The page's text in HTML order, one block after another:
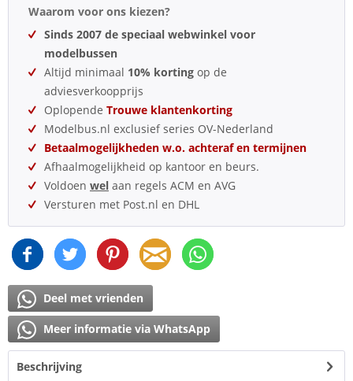
Waarom voor ons kiezen?
Sinds 2007 de speciaal webwinkel voor
modelbussen
Altijd minimaal 10% korting op de
adviesverkoopprijs
Oplopende Trouwe klantenkorting
Modelbus.nl exclusief series OV-Nederland
Betaalmogelijkheden w.o. achteraf en termijnen
Afhaalmogelijkheid op kantoor en beurs.
Voldoen wel aan regels ACM en AVG
Versturen met Post.nl en DHL
Deel met vrienden
Meer informatie via WhatsApp
Beschrijving